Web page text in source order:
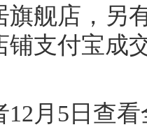
旗舰店，另
铺支付宝成
月5日查看